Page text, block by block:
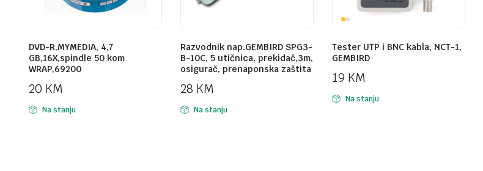
DVD-R,MYMEDIA, 4,7
GB,16X,spindle 50 kom
WRAP,69200
20 KM
Na stanju
Razvodnik nap.GEMBIRD SPG3-
B-10C, 5 utičnica, prekidač,3m,
osigurač, prenaponska zaštita
28 KM
Na stanju
Tester UTP i BNC kabla, NCT-1,
GEMBIRD
19 KM
Na stanju